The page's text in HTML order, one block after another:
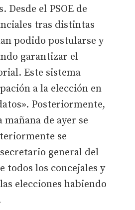
el PSOE de
tras distintas
podido postularse y
garantizar el
Este sistema
a la elección en
Posteriormente,
de ayer se
se
general del
todos los concejales y
elecciones habiendo